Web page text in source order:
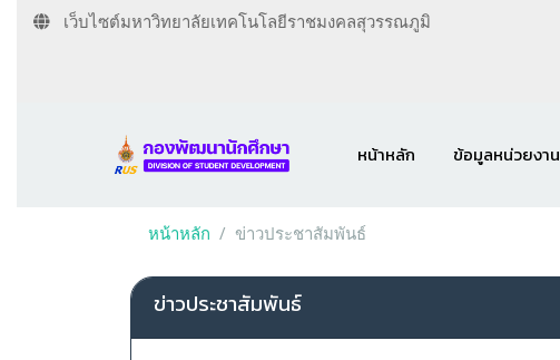
เว็บไซต์มหาวิทยาลัยเทคโนโลยีราชมงคลสุวรรณภูมิ
หน้าหลัก ข้อมูลหน่วยงาน
หน้าหลัก ข่าวประชาสัมพันธ์
ข่าวประชาสัมพันธ์